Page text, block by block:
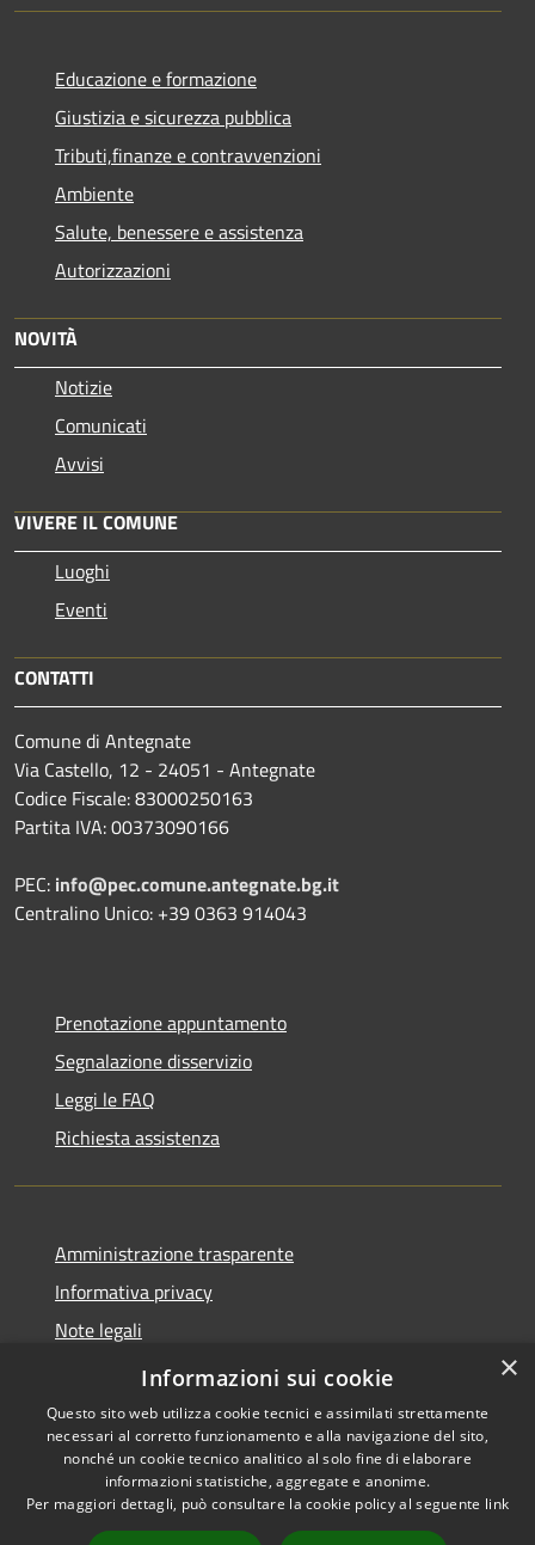
Educazione e formazione
Giustizia e sicurezza pubblica
Tributi,finanze e contravvenzioni
Ambiente
Salute, benessere e assistenza
Autorizzazioni
NOVITÀ
Notizie
Comunicati
Avvisi
VIVERE IL COMUNE
Luoghi
Eventi
CONTATTI
Comune di Antegnate
Via Castello, 12 - 24051 - Antegnate
Codice Fiscale: 83000250163
Partita IVA: 00373090166
PEC: info@pec.comune.antegnate.bg.it
Centralino Unico: +39 0363 914043
Prenotazione appuntamento
Segnalazione disservizio
Leggi le FAQ
Richiesta assistenza
Amministrazione trasparente
Informativa privacy
Note legali
Dichiarazione di accessibilità
Accessibilità
Copyright © 2026 • Comune di
Antegnate • Powered by
×
Informazioni sui cookie
Questo sito web utilizza cookie tecnici e assimilati strettamente
necessari al corretto funzionamento e alla navigazione del sito,
nonché un cookie tecnico analitico al solo fine di elaborare
informazioni statistiche, aggregate e anonime.
Per maggiori dettagli, può consultare la cookie policy al seguente link